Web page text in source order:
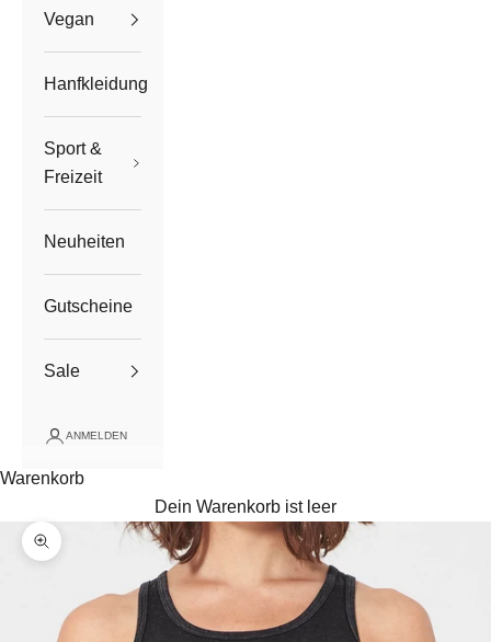
Vegan
Hanfkleidung
Sport &
Freizeit
Neuheiten
Gutscheine
Sale
ANMELDEN
Warenkorb
Dein Warenkorb ist leer
Bild vergrößern